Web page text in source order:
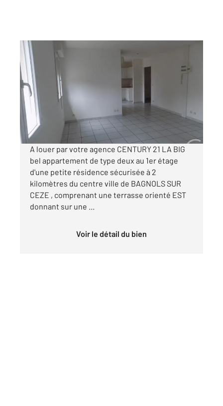
BAGNOLS SUR CEZE 30
48 m
, 2 pièces
Ref : 9251
Appartement F2 à louer
630 €
par mois charges comprises
A louer par votre agence CENTURY 21 LA BIG
bel appartement de type deux au 1er étage
d'une petite résidence sécurisée à 2
kilomètres du centre ville de BAGNOLS SUR
CEZE , comprenant une terrasse orienté EST
donnant sur une ...
Voir le détail du bien